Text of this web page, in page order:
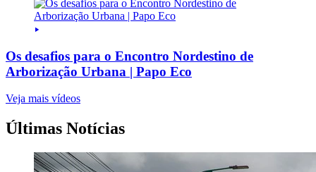
Os desafios para o Encontro Nordestino de
Arborização Urbana | Papo Eco
Veja mais vídeos
Últimas Notícias